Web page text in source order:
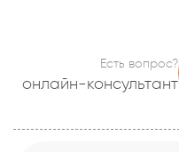
Есть вопрос?
онлайн-консультант